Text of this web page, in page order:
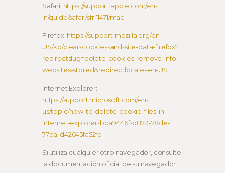
Safari: https://support.apple.com/en-
in/guide/safari/sfri11471/mac
Firefox: https://support.mozilla.org/en-
US/kb/clear-cookies-and-site-data-firefox?
redirectslug=delete-cookies-remove-info-
websites-stored&redirectlocale=en-US
Internet Explorer:
https://support.microsoft.com/en-
us/topic/how-to-delete-cookie-files-in-
internet-explorer-bca9446f-d873-78de-
77ba-d42645fa52fc
Si utiliza cualquier otro navegador, consulte
la documentación oficial de su navegador.